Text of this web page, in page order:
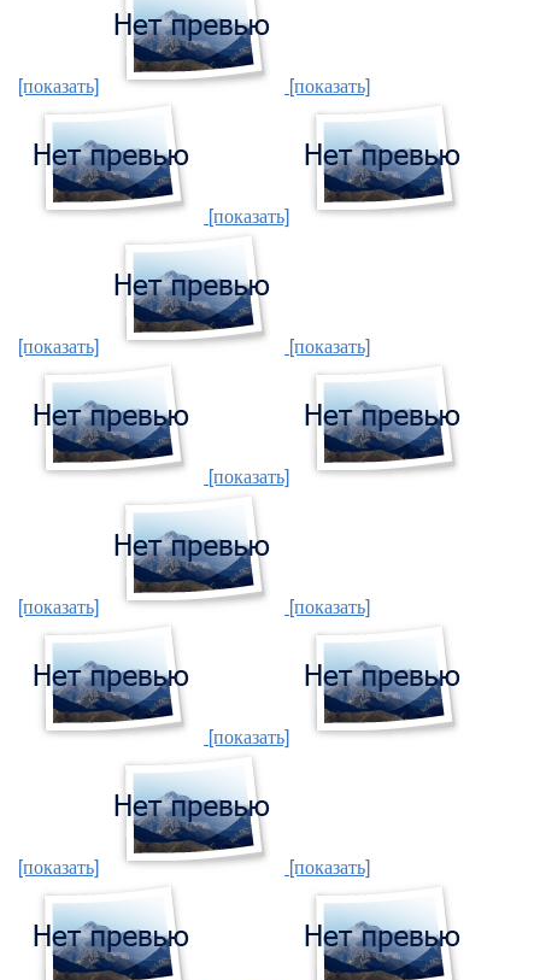
[показать] [показать]
[показать]
[показать] [показать]
[показать]
[показать] [показать]
[показать]
[показать] [показать]